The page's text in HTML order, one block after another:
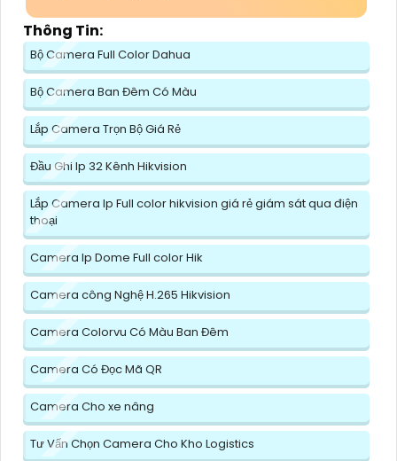
Thông Tin:
Bộ Camera Full Color Dahua
Bộ Camera Ban Đêm Có Màu
Lắp Camera Trọn Bộ Giá Rẻ
Đầu Ghi Ip 32 Kênh Hikvision
Lắp Camera Ip Full color hikvision giá rẻ giám sát qua điện
thoại
Camera Ip Dome Full color Hik
Camera công Nghệ H.265 Hikvision
Camera Colorvu Có Màu Ban Đêm
Camera Có Đọc Mã QR
Camera Cho xe nâng
Tư Vấn Chọn Camera Cho Kho Logistics